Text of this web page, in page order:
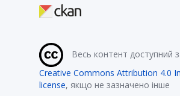
Весь контент доступний
Creative Commons Attribution 4.0
license, якщо не зазначено інше